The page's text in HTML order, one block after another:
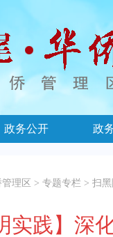
政务公开 政
理区 > 专题专栏 > 扫
实践】深